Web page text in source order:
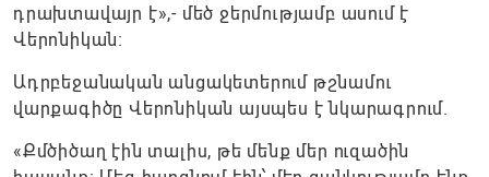
դրախտավայր է»,- մեծ ջերմությամբ ասում է
Վերոնիկան։
Ադրբեջանական անցակետերում թշնամու
վարքագիծը Վերոնիկան այսպես է նկարագրում.
«Քմծիծաղ էին տալիս, թե մենք մեր ուզածին